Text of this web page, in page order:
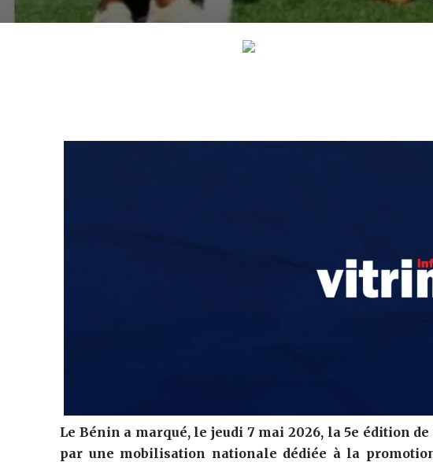
Le Bénin a marqué, le jeudi 7 mai 2026, la 5e édition
par une mobilisation nationale dédiée à la